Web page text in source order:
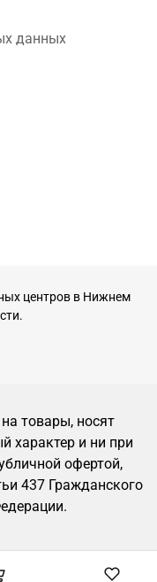
данных
центров в Нижнем
товары, носят
характер и ни при
офертой,
437 Гражданского